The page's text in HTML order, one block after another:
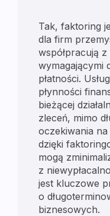
Tak, faktoring
dla firm
współpracują
wymagającymi
płatności.
płynności
bieżącej
zleceń, mimo
oczekiwania
dzięki
mogą
z
jest kluczowe
o
biznesowych.